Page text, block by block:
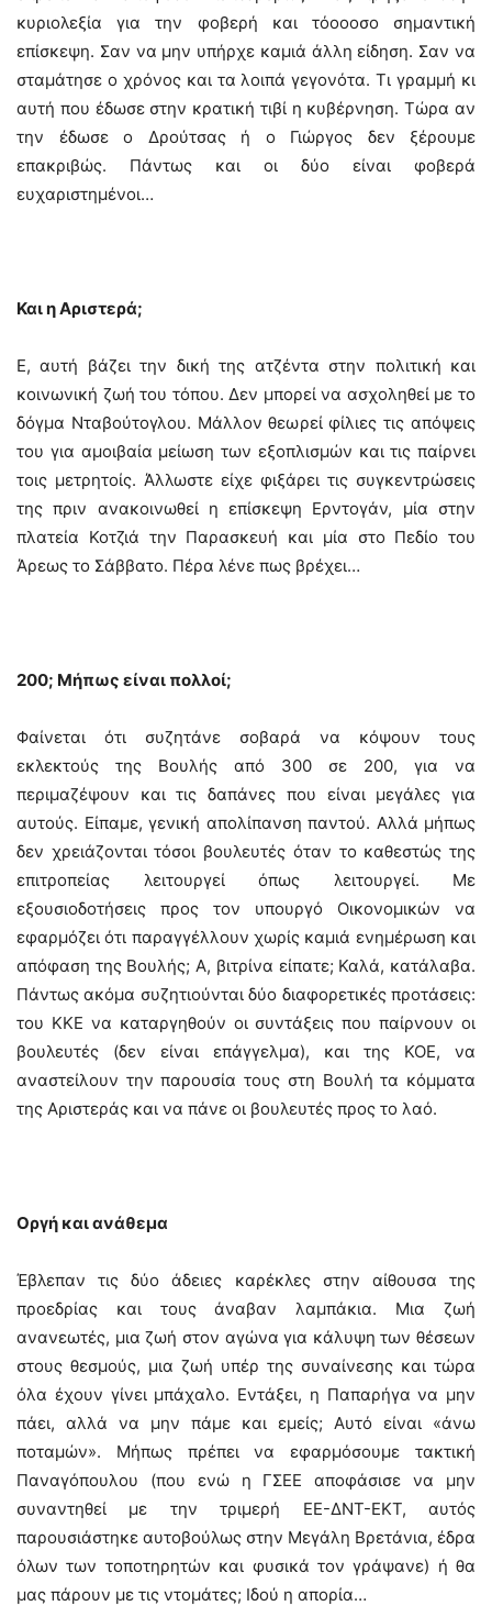
κυριολεξία για την φοβερή και τόοοοσο σημαντική
επίσκεψη. Σαν να μην υπήρχε καμιά άλλη είδηση. Σαν να
σταμάτησε ο χρόνος και τα λοιπά γεγονότα. Τι γραμμή κι
αυτή που έδωσε στην κρατική τιβί η κυβέρνηση. Τώρα αν
την έδωσε ο Δρούτσας ή ο Γιώργος δεν ξέρουμε
επακριβώς. Πάντως και οι δύο είναι φοβερά
ευχαριστημένοι…
Και η Αριστερά;
Ε, αυτή βάζει την δική της ατζέντα στην πολιτική και
κοινωνική ζωή του τόπου. Δεν μπορεί να ασχοληθεί με το
δόγμα Νταβούτογλου. Μάλλον θεωρεί φίλιες τις απόψεις
του για αμοιβαία μείωση των εξοπλισμών και τις παίρνει
τοις μετρητοίς. Άλλωστε είχε φιξάρει τις συγκεντρώσεις
της πριν ανακοινωθεί η επίσκεψη Ερντογάν, μία στην
πλατεία Κοτζιά την Παρασκευή και μία στο Πεδίο του
Άρεως το Σάββατο. Πέρα λένε πως βρέχει…
200; Μήπως είναι πολλοί;
Φαίνεται ότι συζητάνε σοβαρά να κόψουν τους
εκλεκτούς της Βουλής από 300 σε 200, για να
περιμαζέψουν και τις δαπάνες που είναι μεγάλες για
αυτούς. Είπαμε, γενική απολίπανση παντού. Αλλά μήπως
δεν χρειάζονται τόσοι βουλευτές όταν το καθεστώς της
επιτροπείας λειτουργεί όπως λειτουργεί. Με
εξουσιοδοτήσεις προς τον υπουργό Οικονομικών να
εφαρμόζει ότι παραγγέλλουν χωρίς καμιά ενημέρωση και
απόφαση της Βουλής; Α, βιτρίνα είπατε; Καλά, κατάλαβα.
Πάντως ακόμα συζητιούνται δύο διαφορετικές προτάσεις:
του ΚΚΕ να καταργηθούν οι συντάξεις που παίρνουν οι
βουλευτές (δεν είναι επάγγελμα), και της ΚΟΕ, να
αναστείλουν την παρουσία τους στη Βουλή τα κόμματα
της Αριστεράς και να πάνε οι βουλευτές προς το λαό.
Οργή και ανάθεμα
Έβλεπαν τις δύο άδειες καρέκλες στην αίθουσα της
προεδρίας και τους άναβαν λαμπάκια. Μια ζωή
ανανεωτές, μια ζωή στον αγώνα για κάλυψη των θέσεων
στους θεσμούς, μια ζωή υπέρ της συναίνεσης και τώρα
όλα έχουν γίνει μπάχαλο. Εντάξει, η Παπαρήγα να μην
πάει, αλλά να μην πάμε και εμείς; Αυτό είναι «άνω
ποταμών». Μήπως πρέπει να εφαρμόσουμε τακτική
Παναγόπουλου (που ενώ η ΓΣΕΕ αποφάσισε να μην
συναντηθεί με την τριμερή ΕΕ-ΔΝΤ-ΕΚΤ, αυτός
παρουσιάστηκε αυτοβούλως στην Μεγάλη Βρετάνια, έδρα
όλων των τοποτηρητών και φυσικά τον γράψανε) ή θα
μας πάρουν με τις ντομάτες; Ιδού η απορία…